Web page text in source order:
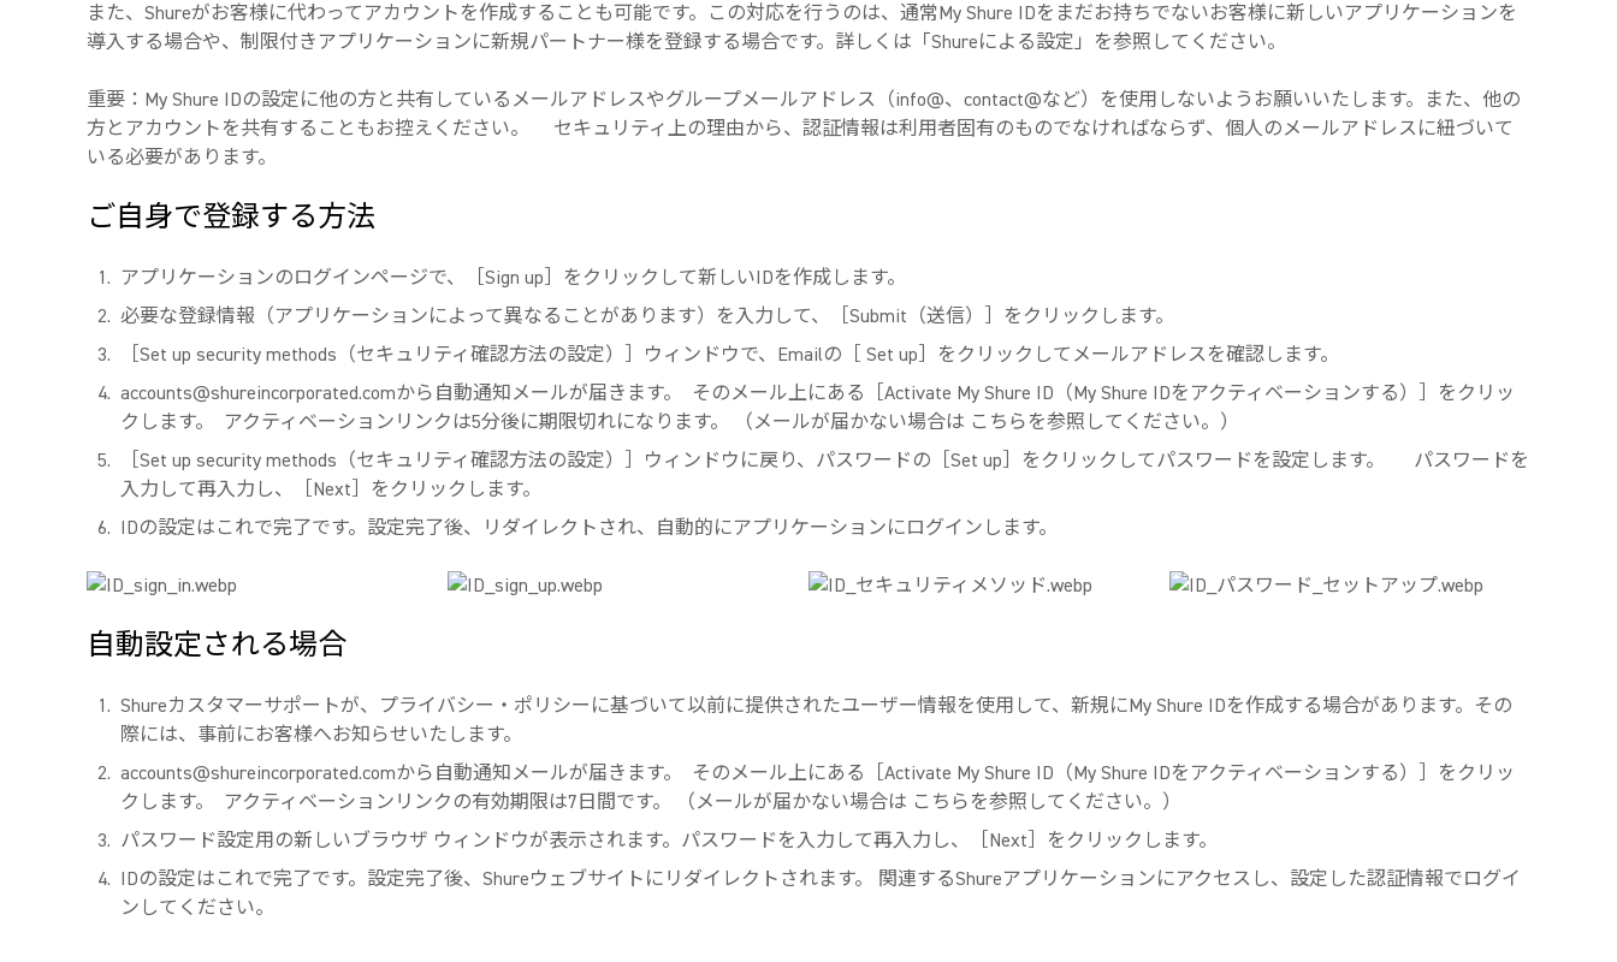
また、Shureがお客様に代わってアカウントを作成することも可能です。この対応を行うのは、通常My Shure IDをまだお持ちでないお客様に新しいアプリケーションを
導入する場合や、制限付きアプリケーションに新規パートナー様を登録する場合です。詳しくは「Shureによる設定」を参照してください。
重要：My Shure IDの設定に他の方と共有しているメールアドレスやグループメールアドレス（info@、contact@など）を使用しないようお願いいたします。また、他の
方とアカウントを共有することもお控えください。
セキュリティ上の理由から、認証情報は利用者固有のものでなければならず、個人のメールアドレスに紐づいて
いる必要があります。
ご自身で登録する方法
アプリケーションのログインページで、［Sign up］をクリックして新しいIDを作成します。
必要な登録情報（アプリケーションによって異なることがあります）を入力して、［Submit（送信）］をクリックします。
［Set up security methods（セキュリティ確認方法の設定）］ウィンドウで、Emailの［ Set up］をクリックしてメールアドレスを確認します。
accounts@shureincorporated.comから自動通知メールが届きます。
そのメール上にある［Activate My Shure ID（My Shure IDをアクティベーションする）］をクリッ
クします。
アクティベーションリンクは5分後に期限切れになります。 （メールが届かない場合は こちらを参照してください。）
［Set up security methods（セキュリティ確認方法の設定）］ウィンドウに戻り、パスワードの［Set up］をクリックしてパスワードを設定します。
パスワードを
入力して再入力し、［Next］をクリックします。
IDの設定はこれで完了です。設定完了後、リダイレクトされ、自動的にアプリケーションにログインします。
自動設定される場合
Shureカスタマーサポートが、プライバシー・ポリシーに基づいて以前に提供されたユーザー情報を使用して、新規にMy Shure IDを作成する場合があります。その
際には、事前にお客様へお知らせいたします。
accounts@shureincorporated.comから自動通知メールが届きます。
そのメール上にある［Activate My Shure ID（My Shure IDをアクティベーションする）］をクリッ
クします。
アクティベーションリンクの有効期限は7日間です。 （メールが届かない場合は こちらを参照してください。）
パスワード設定用の新しいブラウザ ウィンドウが表示されます。パスワードを入力して再入力し、［Next］をクリックします。
IDの設定はこれで完了です。設定完了後、Shureウェブサイトにリダイレクトされます。 関連するShureアプリケーションにアクセスし、設定した認証情報でログイ
ンしてください。